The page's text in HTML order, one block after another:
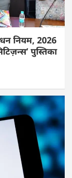
नियम, 2026
पुस्तिका